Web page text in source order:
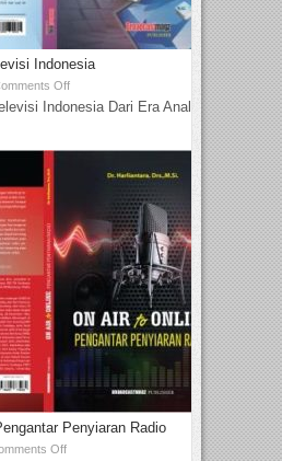
Indonesia
Off
Indonesia Dari Era Analog
Penyiaran Radio
Off